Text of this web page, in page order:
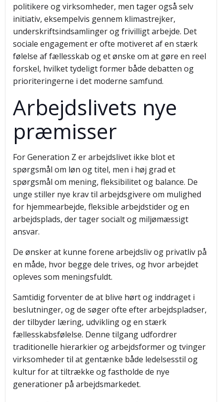
politikere og virksomheder, men tager også selv
initiativ, eksempelvis gennem klimastrejker,
underskriftsindsamlinger og frivilligt arbejde. Det
sociale engagement er ofte motiveret af en stærk
følelse af fællesskab og et ønske om at gøre en reel
forskel, hvilket tydeligt former både debatten og
prioriteringerne i det moderne samfund.
Arbejdslivets nye
præmisser
For Generation Z er arbejdslivet ikke blot et
spørgsmål om løn og titel, men i høj grad et
spørgsmål om mening, fleksibilitet og balance. De
unge stiller nye krav til arbejdsgivere om mulighed
for hjemmearbejde, fleksible arbejdstider og en
arbejdsplads, der tager socialt og miljømæssigt
ansvar.
De ønsker at kunne forene arbejdsliv og privatliv på
en måde, hvor begge dele trives, og hvor arbejdet
opleves som meningsfuldt.
Samtidig forventer de at blive hørt og inddraget i
beslutninger, og de søger ofte efter arbejdspladser,
der tilbyder læring, udvikling og en stærk
fællesskabsfølelse. Denne tilgang udfordrer
traditionelle hierarkier og arbejdsformer og tvinger
virksomheder til at gentænke både ledelsesstil og
kultur for at tiltrække og fastholde de nye
generationer på arbejdsmarkedet.